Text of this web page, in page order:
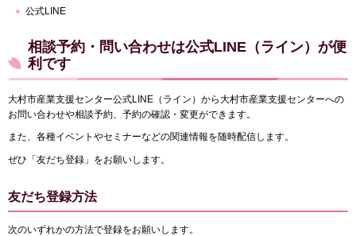
公式LINE
相談予約・問い合わせは公式LINE（ライン）が便
利です
大村市産業支援センター公式LINE（ライン）から大村市産業支援センターへの
お問い合わせや相談予約、予約の確認・変更ができます。
また、各種イベントやセミナーなどの関連情報を随時配信します。
ぜひ「友だち登録」をお願いします。
友だち登録方法
次のいずれかの方法で登録をお願いします。